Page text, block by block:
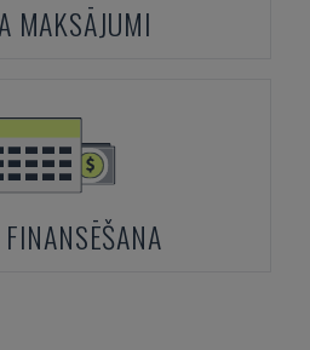
MAKSĀJUMI